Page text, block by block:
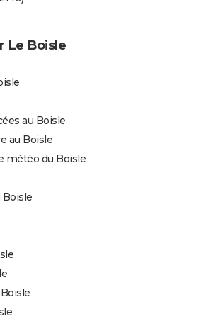
Le Boisle
au Boisle
au Boisle
météo du Boisle